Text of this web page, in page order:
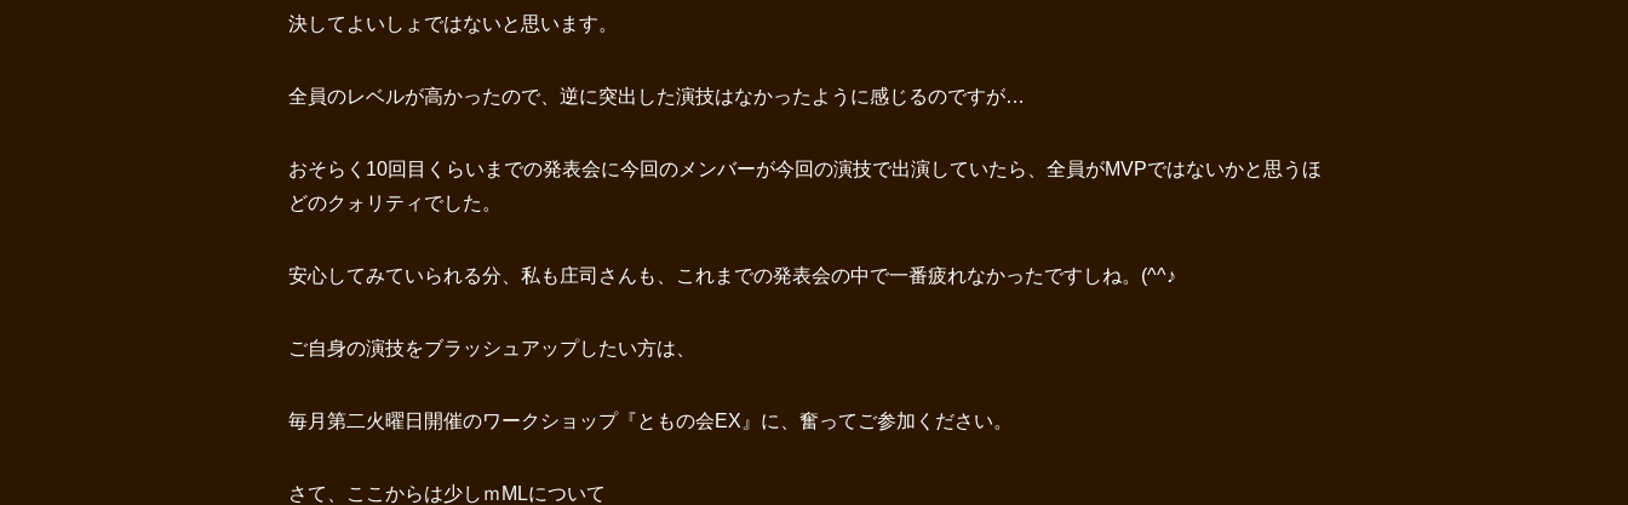
決してよいしょではないと思います。
全員のレベルが高かったので、逆に突出した演技はなかったように感じるのですが…
おそらく10回目くらいまでの発表会に今回のメンバーが今回の演技で出演していたら、全員がMVPではないかと思うほ
どのクォリティでした。
安心してみていられる分、私も庄司さんも、これまでの発表会の中で一番疲れなかったですしね。(^^♪
ご自身の演技をブラッシュアップしたい方は、
毎月第二火曜日開催のワークショップ『ともの会EX』に、奮ってご参加ください。
さて、ここからは少しｍMLについて